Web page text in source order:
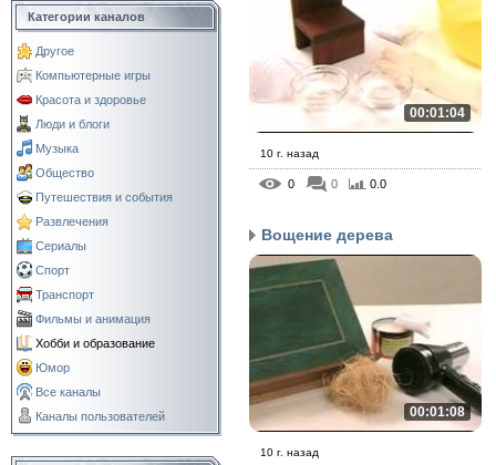
Категории каналов
Другое
Компьютерные игры
Красота и здоровье
Люди и блоги
Музыка
Общество
Путешествия и события
Развлечения
Сериалы
Спорт
Транспорт
Фильмы и анимация
Хобби и образование
Юмор
Все каналы
Каналы пользователей
00:01:04
10 г. назад
0 0 0.0
Вощение дерева
00:01:08
10 г. назад